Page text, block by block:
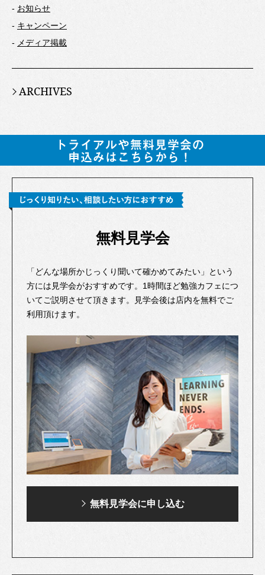
- お知らせ
- キャンペーン
- メディア掲載
ARCHIVES
無料見学会
「どんな場所かじっくり聞いて確かめてみたい」という
方には見学会がおすすめです。1時間ほど勉強カフェにつ
いてご説明させて頂きます。見学会後は店内を無料でご
利用頂けます。
無料見学会に申し込む